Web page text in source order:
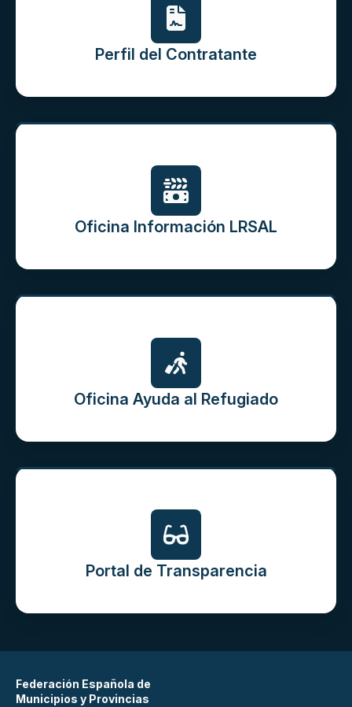
Perfil del Contratante
Oficina Información LRSAL
Oficina Ayuda al Refugiado
Portal de Transparencia
Federación Española de
Municipios y Provincias